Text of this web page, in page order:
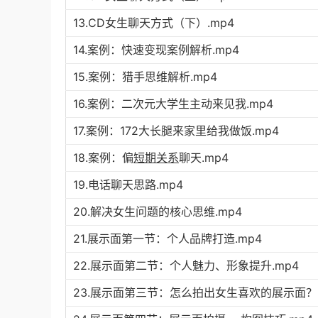
13.CD女生聊天方式（下）.mp4
14.案例：快速变现案例解析.mp4
15.案例：猎手思维解析.mp4
16.案例：二次元大学生主动来见我.mp4
17.案例：172大长腿来家里给我做饭.mp4
18.案例：偏短期关系聊天.mp4
19.电话聊天思路.mp4
20.解决女生问题的核心思维.mp4
21.展示面第一节：个人品牌打造.mp4
22.展示面第二节：个人魅力、形象提升.mp4
23.展示面第三节：怎么拍出女生喜欢的展示面